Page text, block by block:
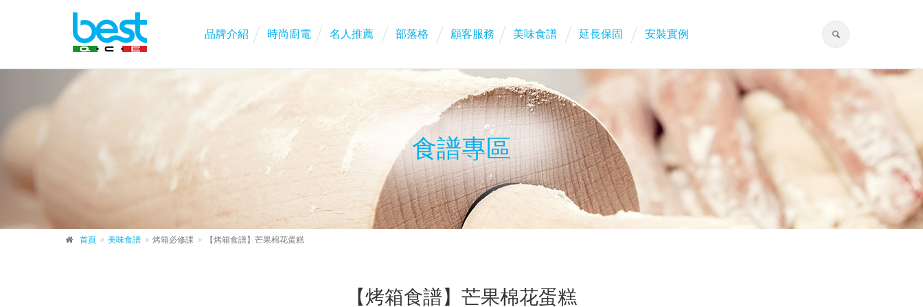
品牌介紹 時尚廚電 名人推薦 部落格 顧客服務 美味食譜 延長保固 安裝實例
食譜專區
首頁 美味食譜 烤箱必修課 【烤箱食譜】芒果棉花蛋糕
【烤箱食譜】芒果棉花蛋糕